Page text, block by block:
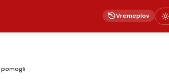
Vremeplov
pomogli